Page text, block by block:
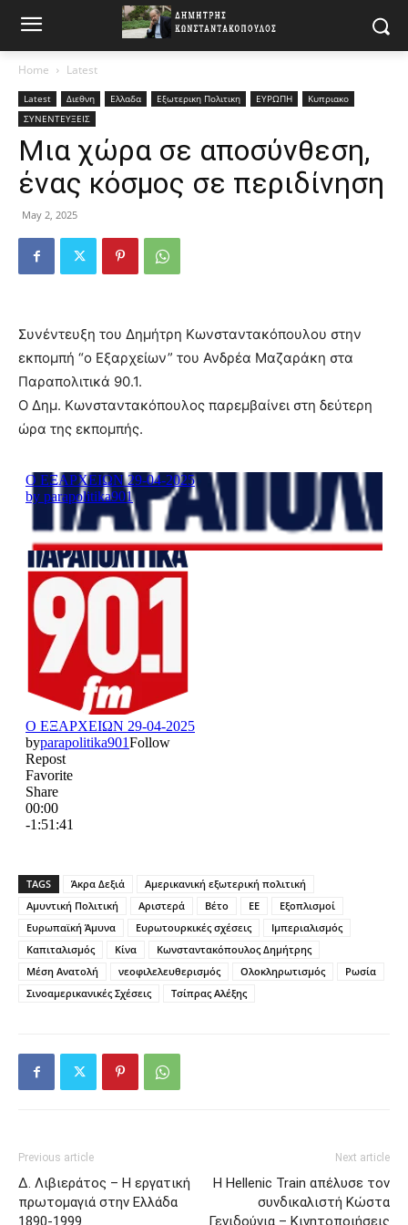
Home Latest
Latest Διεθνη Ελλαδα Εξωτερικη Πολιτικη ΕΥΡΩΠΗ
Κυπριακο
ΣΥΝΕΝΤΕΥΞΕΙΣ
Μια χώρα σε αποσύνθεση,
ένας κόσμος σε περιδίνηση
May 2, 2025
Συνέντευξη του Δημήτρη Κωνσταντακόπουλου στην
εκπομπή “ο Εξαρχείων” του Ανδρέα Μαζαράκη στα
Παραπολιτικά 90.1.
O Δημ. Κωνσταντακόπουλος παρεμβαίνει στη δεύτερη
ώρα της εκπομπής.
TAGS Άκρα Δεξιά
Αμερικανική εξωτερική πολιτική
Αμυντική Πολιτική
Αριστερά Βέτο ΕΕ
Εξοπλισμοί
Ευρωπαϊκή Άμυνα
Ευρωτουρκικές σχέσεις
Ιμπεριαλισμός
Καπιταλισμός
Κίνα
Κωνσταντακόπουλος Δημήτρης
Μέση Ανατολή
νεοφιλελευθερισμός Ολοκληρωτισμός
Ρωσία
Σινοαμερικανικές Σχέσεις
Τσίπρας Αλέξης
Previous article
Δ. Λιβιεράτος – Η εργατική
πρωτομαγιά στην Ελλάδα
1890-1999
Next article
Η Hellenic Train απέλυσε τον
συνδικαλιστή Κώστα
Γενιδούνια – Κινητοποιήσεις